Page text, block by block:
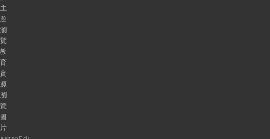
主
題
瀏
覽
教
育
資
源
瀏
覽
圖
片